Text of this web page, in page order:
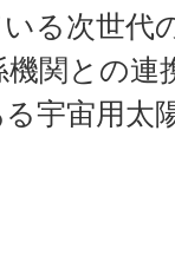
る次世代
関との連
宇宙用太